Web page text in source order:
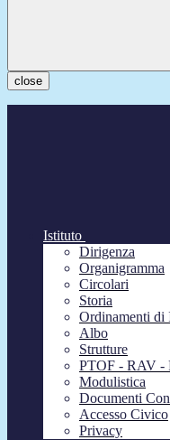
close
Istituto
Dirigenza
Organigramma
Circolari
Storia
Ordinamenti di
Albo
Strutture
PTOF - RAV -
Modulistica
Documenti
Accesso Civico
Privacy